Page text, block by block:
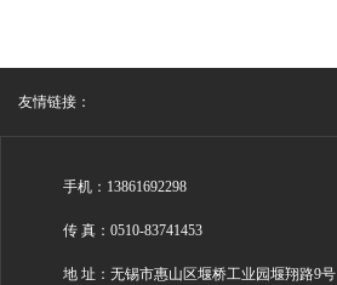
友情链接：
手机：13861692298
传 真：0510-83741453
地 址：无锡市惠山区堰桥工业园堰翔路9号